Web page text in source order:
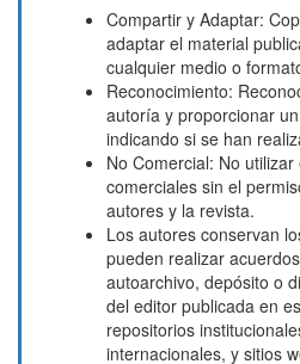
Compartir y Adaptar:
adaptar el material
cualquier medio o
Reconocimiento:
autoría y proporcionar
indicando si se han
No Comercial: No
comerciales sin el
autores y la revista.
Los autores conservan
pueden realizar
autoarchivo, depósito o
del editor publicada en
repositorios
internacionales, y sitios